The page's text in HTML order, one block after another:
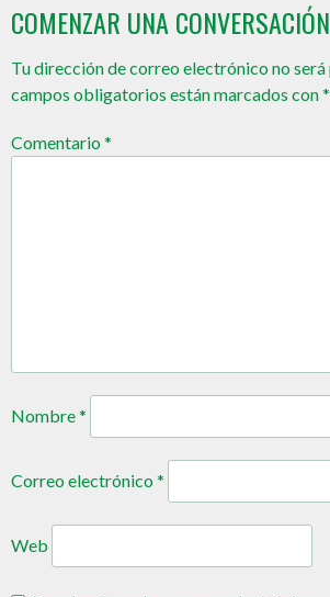
COMENZAR UNA CONVERSACIÓN
Tu dirección de correo electrónico no será
campos obligatorios están marcados con*
Comentario*
Nombre*
Correo electrónico*
Web